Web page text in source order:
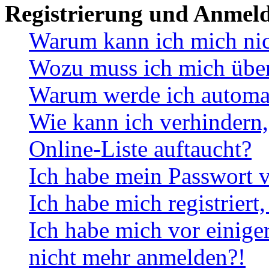
Registrierung und
Warum kann ich mich
Wozu muss ich mich
Warum werde ich
Wie kann ich
Online-Liste auftaucht?
Ich habe mein Passwort
Ich habe mich
Ich habe mich vor
nicht mehr anmelden?!